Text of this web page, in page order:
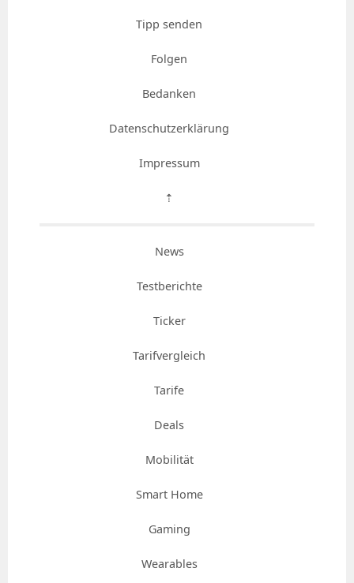
Tipp senden
Folgen
Bedanken
Datenschutzerklärung
Impressum
⇡
News
Testberichte
Ticker
Tarifvergleich
Tarife
Deals
Mobilität
Smart Home
Gaming
Wearables